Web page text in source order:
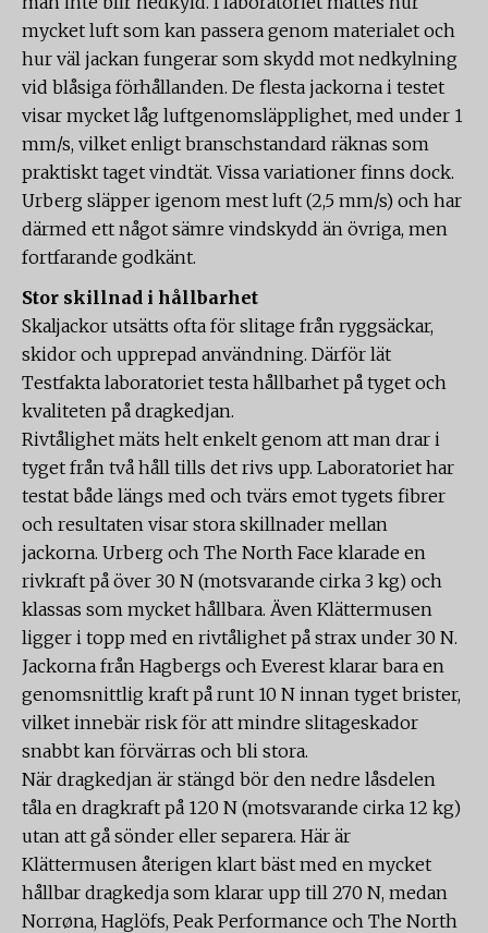
mycket luft som kan passera genom materialet och
hur väl jackan fungerar som skydd mot nedkylning
vid blåsiga förhållanden. De flesta jackorna i testet
visar mycket låg luftgenomsläpplighet, med under 1
mm/s, vilket enligt branschstandard räknas som
praktiskt taget vindtät. Vissa variationer finns dock.
Urberg släpper igenom mest luft (2,5 mm/s) och har
därmed ett något sämre vindskydd än övriga, men
fortfarande godkänt.
Stor skillnad i hållbarhet
Skaljackor utsätts ofta för slitage från ryggsäckar,
skidor och upprepad användning. Därför lät
Testfakta laboratoriet testa hållbarhet på tyget och
kvaliteten på dragkedjan.
Rivtålighet mäts helt enkelt genom att man drar i
tyget från två håll tills det rivs upp. Laboratoriet har
testat både längs med och tvärs emot tygets fibrer
och resultaten visar stora skillnader mellan
jackorna. Urberg och The North Face klarade en
rivkraft på över 30 N (motsvarande cirka 3 kg) och
klassas som mycket hållbara. Även Klättermusen
ligger i topp med en rivtålighet på strax under 30 N.
Jackorna från Hagbergs och Everest klarar bara en
genomsnittlig kraft på runt 10 N innan tyget brister,
vilket innebär risk för att mindre slitageskador
snabbt kan förvärras och bli stora.
När dragkedjan är stängd bör den nedre låsdelen
tåla en dragkraft på 120 N (motsvarande cirka 12 kg)
utan att gå sönder eller separera. Här är
Klättermusen återigen klart bäst med en mycket
hållbar dragkedja som klarar upp till 270 N, medan
Norrøna, Haglöfs, Peak Performance och The North